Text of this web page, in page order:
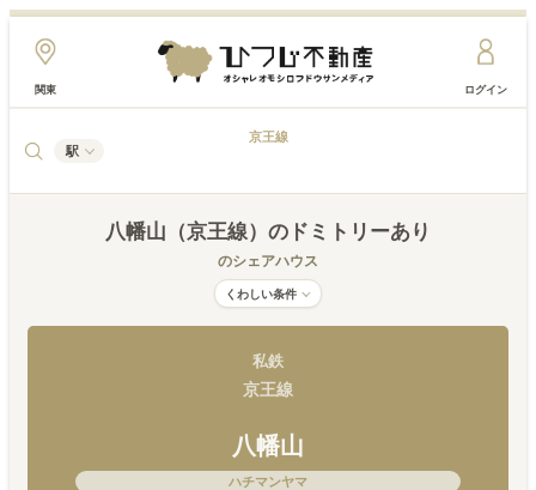
関東 ログイン
駅
京王線
八幡山（京王線） のドミトリーあり
のシェアハウス
くわしい条件
私鉄
京王線
八幡山
ハチマンヤマ